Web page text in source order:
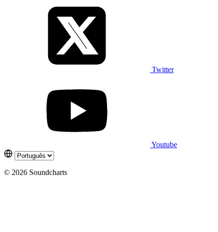
Twitter
Youtube
© 2026 Soundcharts